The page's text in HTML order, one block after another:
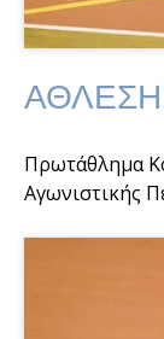
Πρωτάθλημα
Αγωνιστικής